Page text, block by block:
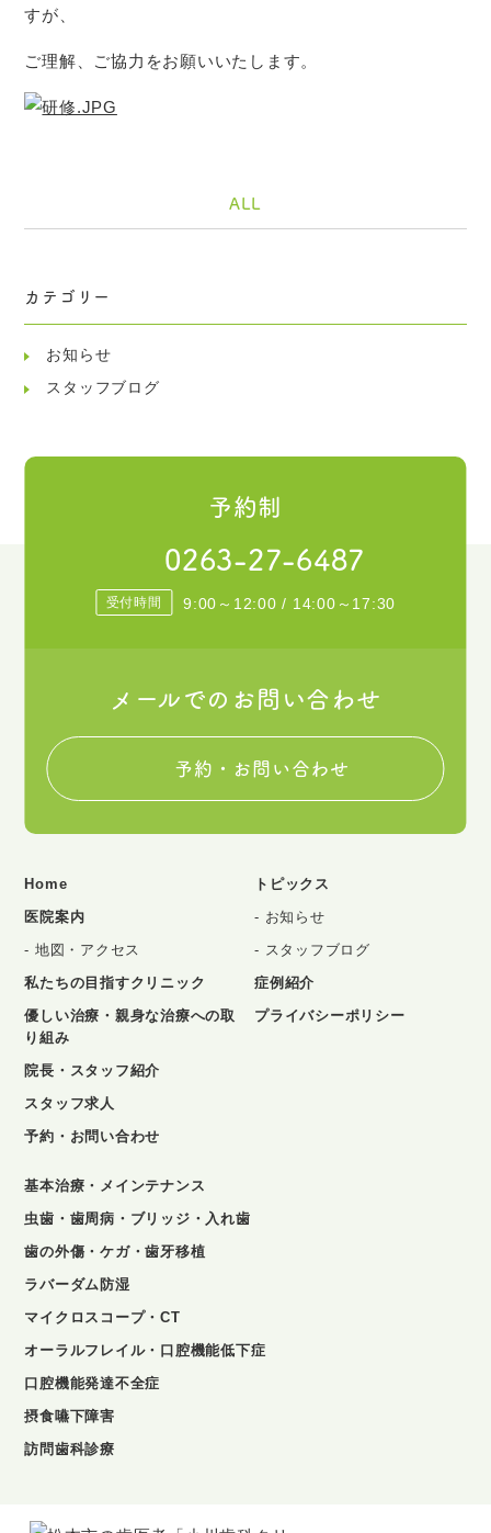
カテゴリー
お知らせ
スタッフブログ
すが、
ご理解、ご協力をお願いいたします。
ALL
予約制
0263-27-6487
受付時間 9:00～12:00 / 14:00～17:30
メールでのお問い合わせ
予約・お問い合わせ
Home
医院案内
地図・アクセス
私たちの目指すクリニック
優しい治療・親身な治療への取
り組み
院長・スタッフ紹介
スタッフ求人
予約・お問い合わせ
基本治療・メインテナンス
虫歯・歯周病・ブリッジ・入れ歯
歯の外傷・ケガ・歯牙移植
ラバーダム防湿
マイクロスコープ・CT
オーラルフレイル・口腔機能低下症
口腔機能発達不全症
摂食嚥下障害
訪問歯科診療
トピックス
お知らせ
スタッフブログ
症例紹介
プライバシーポリシー